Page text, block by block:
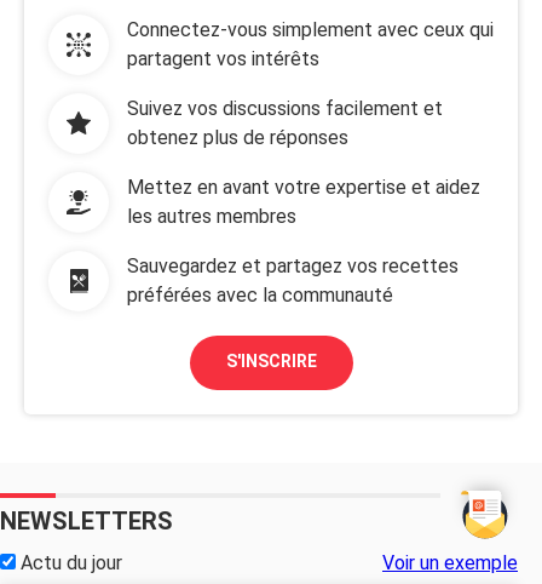
Connectez-vous simplement avec ceux qui
partagent vos intérêts
Suivez vos discussions facilement et
obtenez plus de réponses
Mettez en avant votre expertise et aidez
les autres membres
Sauvegardez et partagez vos recettes
préférées avec la communauté
S'INSCRIRE
NEWSLETTERS
Actu du jour Voir un exemple